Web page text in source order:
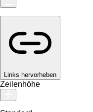
Links hervorheben
Zeilenhöhe